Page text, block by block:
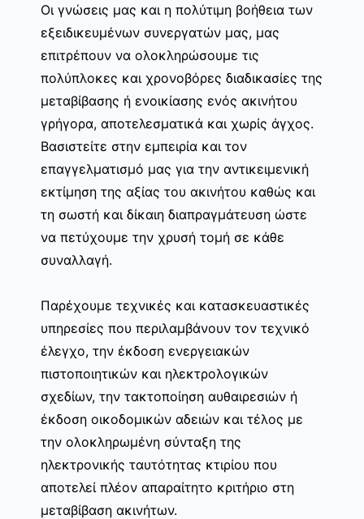
Οι γνώσεις μας και η πολύτιμη βοήθεια των
εξειδικευμένων συνεργατών μας, μας
επιτρέπουν να ολοκληρώσουμε τις
πολύπλοκες και χρονοβόρες διαδικασίες της
μεταβίβασης ή ενοικίασης ενός ακινήτου
γρήγορα, αποτελεσματικά και χωρίς άγχος.
Βασιστείτε στην εμπειρία και τον
επαγγελματισμό μας για την αντικειμενική
εκτίμηση της αξίας του ακινήτου καθώς και
τη σωστή και δίκαιη διαπραγμάτευση ώστε
να πετύχουμε την χρυσή τομή σε κάθε
συναλλαγή.
Παρέχουμε τεχνικές και κατασκευαστικές
υπηρεσίες που περιλαμβάνουν τον τεχνικό
έλεγχο, την έκδοση ενεργειακών
πιστοποιητικών και ηλεκτρολογικών
σχεδίων, την τακτοποίηση αυθαιρεσιών ή
έκδοση οικοδομικών αδειών και τέλος με
την ολοκληρωμένη σύνταξη της
ηλεκτρονικής ταυτότητας κτιρίου που
αποτελεί πλέον απαραίτητο κριτήριο στη
μεταβίβαση ακινήτων.